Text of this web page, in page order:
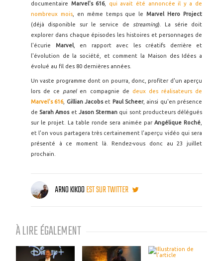
documentaire Marvel's 616, qui avait été annoncée il y a de
nombreux mois, en même temps que leMarvel Hero Project
(déjà disponible sur le service de streaming). La série doit
explorer dans chaque épisodes les histoires et personnages de
l'écurie Marvel, en rapport avec les créatifs derrière et
l'évolution de la société, et comment la Maison des Idées a
évolué au fil des 80 dernières années.
Un vaste programme dont on pourra, donc, profiter d'un aperçu
lors de ce panel en compagnie de
deux des réalisateurs de
Marvel's 616, Gillian Jacobs et Paul Scheer, ainsi qu'en présence
de Sarah Amos et Jason Sterman qui sont producteurs délégués
sur le projet. La table ronde sera animée par Angélique Roché
et l'on vous partagera très certainement l'aperçu vidéo qui sera
présenté à ce moment là. Rendez-vous donc au 23 juillet
prochain.
ARNO KIKOOEST SUR TWITTER
À LIRE ÉGALEMENT